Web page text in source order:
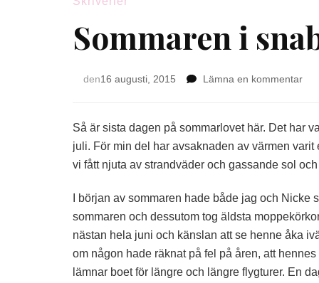
Sommaren i
den16 augusti, 2015 Lämna en kommentarpå
Så är sista dagen på sommarlovet här. Det har
juli. För min del har avsaknaden av värmen
vi fått njuta av strandväder och gassande sol
I början av sommaren hade både jag och
sommaren och dessutom tog äldsta
nästan hela juni och känslan att se henne åka
om någon hade räknat på fel på åren, att
lämnar boet för längre och längre flygturer. En